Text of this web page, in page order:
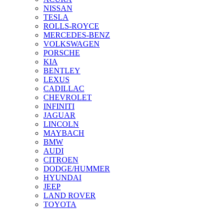
NISSAN
TESLA
ROLLS-ROYCE
MERCEDES-BENZ
VOLKSWAGEN
PORSCHE
KIA
BENTLEY
LEXUS
CADILLAC
CHEVROLET
INFINITI
JAGUAR
LINCOLN
MAYBACH
BMW
AUDI
CITROEN
DODGE/HUMMER
HYUNDAI
JEEP
LAND ROVER
TOYOTA